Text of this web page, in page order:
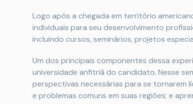
Logo após a chegada em território
individuais para seu desenvolvimento
incluindo cursos, seminários, projetos
Um dos principais componentes dessa
universidade anfitriã do candidato. Nesse
perspectivas necessárias para se tornarem
e problemas comuns em suas regiões; e